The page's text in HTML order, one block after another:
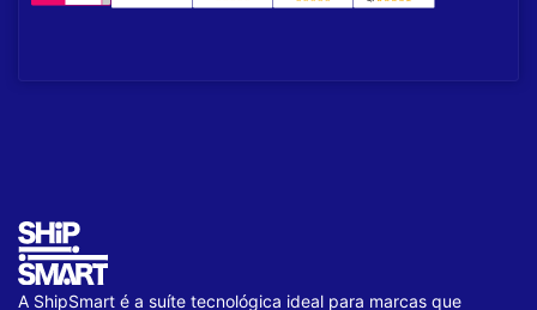
A ShipSmart é a suíte tecnológica ideal para marcas que